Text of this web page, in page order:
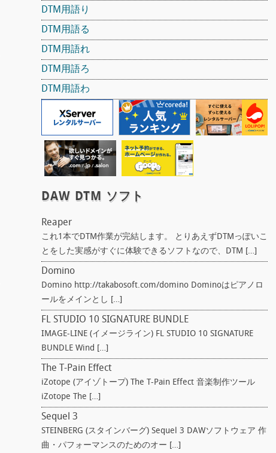
DTM用語り
DTM用語る
DTM用語れ
DTM用語ろ
DTM用語わ
DAW DTM ソフト
Reaper
これ1本でDTM作業が完結します。 とりあえずDTMっぽいこ
とをした実感がすぐに体験できるソフトなので、DTM […]
Domino
Domino http://takabosoft.com/domino Dominoはピアノロ
ールをメインとし […]
FL STUDIO 10 SIGNATURE BUNDLE
IMAGE-LINE (イメージライン) FL STUDIO 10 SIGNATURE
BUNDLE Wind […]
The T-Pain Effect
iZotope (アイゾトープ) The T-Pain Effect 音楽制作ツール
iZotope The […]
Sequel 3
STEINBERG (スタインバーグ) Sequel 3 DAWソフトウェア 作
曲・パフォーマンスのためのオー […]